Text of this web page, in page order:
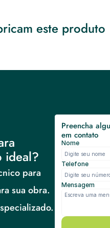
este produto
ideal?
para
sua obra.
Preencha
em contato
Nome
Telefone
Mensagem